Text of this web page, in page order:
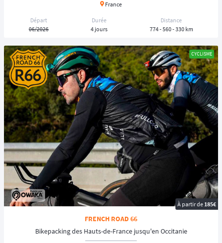
France
Départ
06/2026
Durée
4 jours
Distance
774 - 560 - 330 km
CYCLISME
À partir de185€
FRENCH ROAD 66
Bikepacking des Hauts-de-France jusqu'en Occitanie